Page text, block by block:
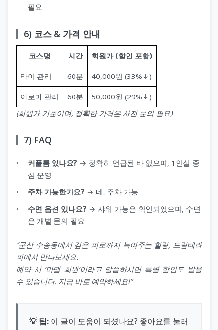
필요
6) 코스 & 가격 안내
코스명 시간 회원가 (할인 포함)
타이 관리 60분 40,000원 (33%↓)
아로마 관리 60분
50,000원 (29%↓)
(회원가 기준이며, 정확한 가격은 사전 문의 필요)
7) FAQ
커플룸 있나요? → 정확히 언급된 바 없으며, 1인실 중
심 운영
주차 가능한가요? → 네, 주차 가능
수면 옵션 있나요? → 샤워 가능은 확인되었으며, 수면
은 개별 문의 필요
“군산 수송동에서 깊은 피로까지 녹여주는 힐링, 드림테라
피에서 만나보세요.
예약 시 ‘마맵 회원’이라고 말씀하시면 특별 할인도 받을
수 있습니다. 지금 바로 예약하세요!”
💡 팁: 이 글이 도움이 되셨나요? 좋아요를 눌러